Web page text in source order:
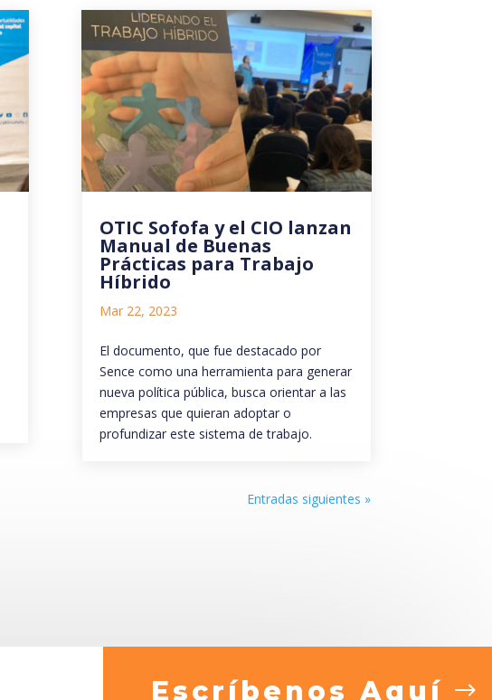
OTIC Sofofa y el CIO lanzan
Manual de Buenas
Prácticas para Trabajo
Híbrido
Mar 22, 2023
El documento, que fue destacado por
Sence como una herramienta para generar
nueva política pública, busca orientar a las
empresas que quieran adoptar o
profundizar este sistema de trabajo.
Entradas siguientes »
Escríbenos Aquí